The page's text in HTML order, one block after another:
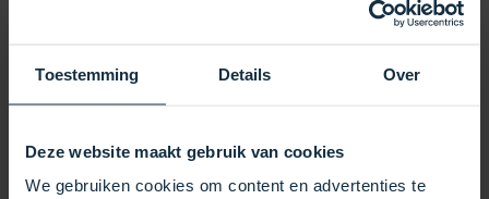
Toestemming Details Over
Deze website maakt gebruik van cookies
We gebruiken cookies om content en advertenties te
Kabellänge: 3,5 Meter.
Anschluss:
eingesteckt wird.
Kompatibilität: